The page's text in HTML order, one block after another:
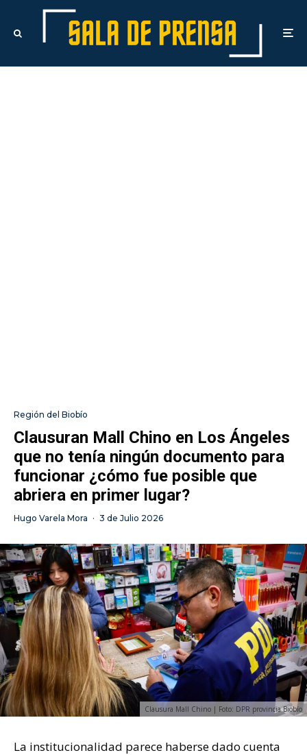
Región del Biobío
Clausuran Mall Chino en Los Ángeles
que no tenía ningún documento para
funcionar ¿cómo fue posible que
abriera en primer lugar?
Hugo Varela Mora · 3 de Julio 2026
Clausura Mall Chino | Foto: DPR provincia Biobío
La institucionalidad parece haberse dado cuenta